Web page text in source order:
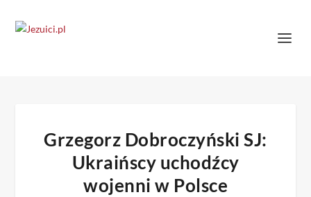
Grzegorz Dobroczyński SJ:
Ukraińscy uchodźcy
wojenni w Polsce